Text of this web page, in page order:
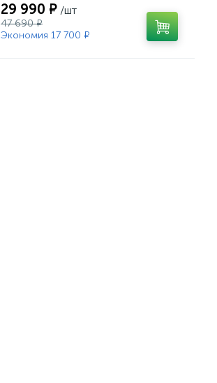
29 990 ₽ /шт
47 690 ₽
Экономия 17 700 ₽